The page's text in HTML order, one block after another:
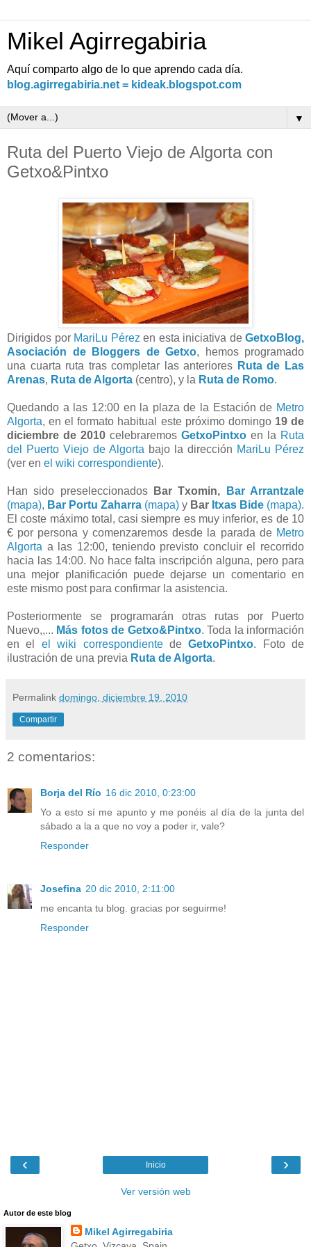
Mikel Agirregabiria
Aquí comparto algo de lo que aprendo cada día.
blog.agirregabiria.net = kideak.blogspot.com
▼
Ruta del Puerto Viejo de Algorta con
Getxo&Pintxo
Dirigidos por MariLu Pérez en esta iniciativa de GetxoBlog,
Asociación de Bloggers de Getxo, hemos programado
una cuarta ruta tras completar las anteriores Ruta de Las
Arenas, Ruta de Algorta (centro), y la Ruta de Romo.
Quedando a las 12:00 en la plaza de la Estación de Metro
Algorta, en el formato habitual este próximo domingo 19 de
diciembre de 2010 celebraremos GetxoPintxo en la Ruta
del Puerto Viejo de Algorta bajo la dirección MariLu Pérez
(ver en el wiki correspondiente).
Han sido preseleccionados Bar Txomin,
Bar Arrantzale
(mapa), Bar Portu Zaharra (mapa) y Bar Itxas Bide (mapa).
El coste máximo total, casi siempre es muy inferior, es de 10
€ por persona y comenzaremos desde la parada de Metro
Algorta a las 12:00, teniendo previsto concluir el recorrido
hacia las 14:00. No hace falta inscripción alguna, pero para
una mejor planificación puede dejarse un comentario en
este mismo post para confirmar la asistencia.
Posteriormente se programarán otras rutas por Puerto
Nuevo,,... Más fotos de Getxo&Pintxo. Toda la información
en el el wiki correspondientedeGetxoPintxo. Foto de
ilustración de una previa Ruta de Algorta.
Permalink domingo, diciembre 19, 2010
Compartir
2 comentarios:
Borja del Río 16 dic 2010, 0:23:00
Yo a esto sí me apunto y me ponéis al día de la junta del
sábado a la a que no voy a poder ir, vale?
Responder
Josefina 20 dic 2010, 2:11:00
me encanta tu blog. gracias por seguirme!
Responder
‹ ›
Inicio
Ver versión web
Autor de este blog
Mikel Agirregabiria